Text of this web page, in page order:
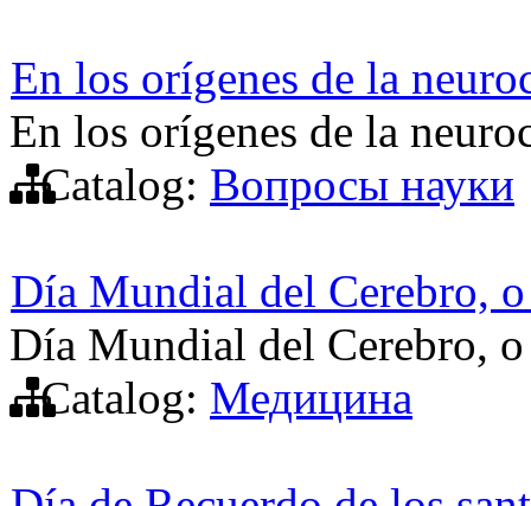
En los orígenes de la
En los orígenes de la
Catalog: Вопросы науки
Día Mundial del Cerebro,
Día Mundial del Cerebro,
Catalog: Медицина